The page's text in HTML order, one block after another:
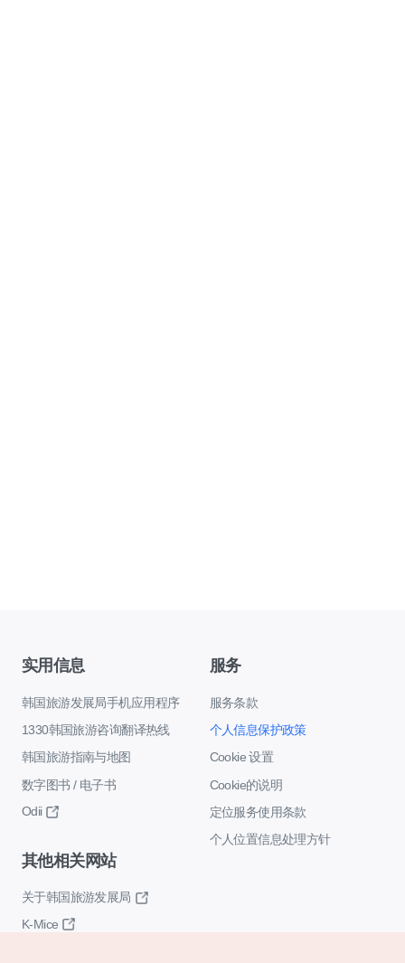
实用信息
韩国旅游发展局手机应用程序
1330韩国旅游咨询翻译热线
韩国旅游指南与地图
数字图书 / 电子书
Odii
服务
服务条款
个人信息保护政策
Cookie 设置
Cookie的说明
定位服务使用条款
个人位置信息处理方针
其他相关网站
关于韩国旅游发展局
K-Mice